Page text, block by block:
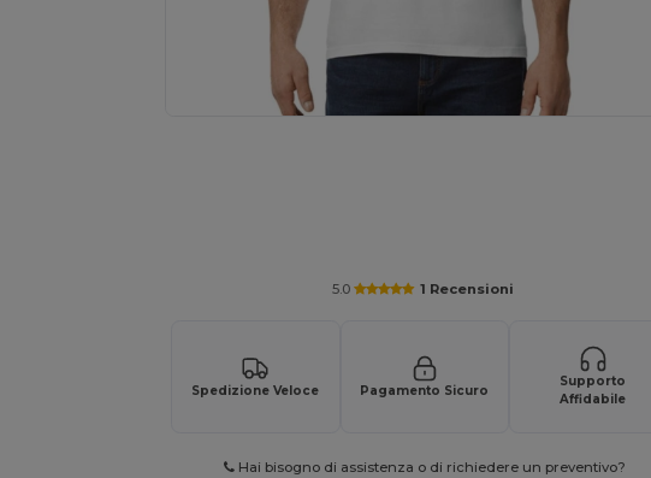
5.0 1 Recensioni
Spedizione Veloce Pagamento Sicuro
Supporto
Affidabile
Hai bisogno di assistenza o di richiedere un preventivo?